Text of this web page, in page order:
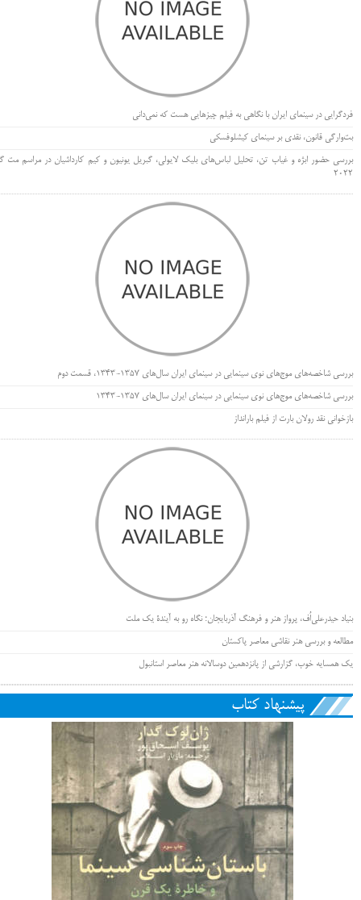
فردگرایی در سینمای ایران با نگاهی به فیلم چیزهایی هست که نمی‌دانی
بت‌وارگی قانون، نقدی بر سینمای کیشلوفسکی
بررسی حضور ابژه و غیاب تن، تحلیل لباس‌های بلیک لایولی، گبریل یونیون و کیم کارداشیان در مراسم مت
۲۰۲۲
بررسی شاخصه‌های موج‌های نوی سینمایی در سینمای ایران سال‌های 1357-1343، قسمت دوم
بررسی شاخصه‌های موج‌های نوی سینمایی در سینمای ایران سال‌های 1357-1343
بازخوانی نقد رولان بارت از فیلم بارانداز
بنیاد حیدرعلی‌اُف، پرواز هنر و فرهنگ آذربایجان؛ نگاه رو به آیندۀ یک ملت
مطالعه و بررسی هنر نقاشی معاصر پاکستان
یک همسایه خوب، گزارشی از پانزدهمین دوسالانه هنر معاصر استانبول
پیشنهاد کتاب